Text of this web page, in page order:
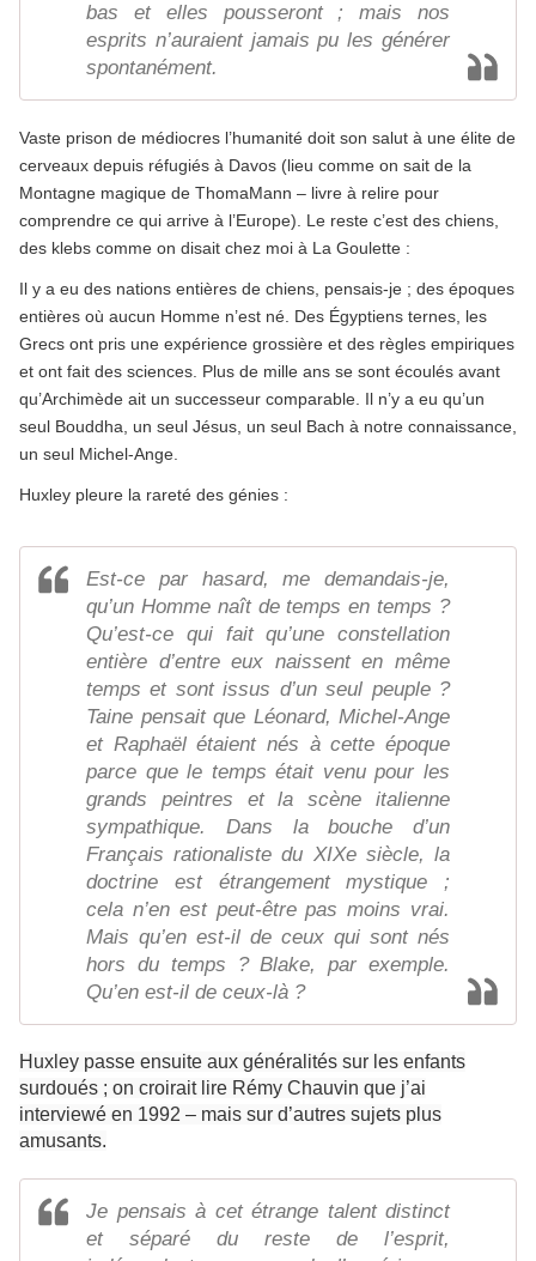
bas et elles pousseront ; mais nos
esprits n’auraient jamais pu les générer
spontanément.
Vaste prison de médiocres l’humanité doit son salut à une élite de
cerveaux depuis réfugiés à Davos (lieu comme on sait de la
Montagne magique de ThomaMann – livre à relire pour
comprendre ce qui arrive à l’Europe). Le reste c’est des chiens,
des klebs comme on disait chez moi à La Goulette :
Il y a eu des nations entières de chiens, pensais-je ; des époques
entières où aucun Homme n’est né. Des Égyptiens ternes, les
Grecs ont pris une expérience grossière et des règles empiriques
et ont fait des sciences. Plus de mille ans se sont écoulés avant
qu’Archimède ait un successeur comparable. Il n’y a eu qu’un
seul Bouddha, un seul Jésus, un seul Bach à notre connaissance,
un seul Michel-Ange.
Huxley pleure la rareté des génies :
Est-ce par hasard, me demandais-je,
qu’un Homme naît de temps en temps ?
Qu’est-ce qui fait qu’une constellation
entière d’entre eux naissent en même
temps et sont issus d’un seul peuple ?
Taine pensait que Léonard, Michel-Ange
et Raphaël étaient nés à cette époque
parce que le temps était venu pour les
grands peintres et la scène italienne
sympathique. Dans la bouche d’un
Français rationaliste du XIXe siècle, la
doctrine est étrangement mystique ;
cela n’en est peut-être pas moins vrai.
Mais qu’en est-il de ceux qui sont nés
hors du temps ? Blake, par exemple.
Qu’en est-il de ceux-là ?
Huxley passe ensuite aux généralités sur les enfants
surdoués ; on croirait lire Rémy Chauvin que j’ai
interviewé en 1992 – mais sur d’autres sujets plus
amusants.
Je pensais à cet étrange talent distinct
et séparé du reste de l’esprit,